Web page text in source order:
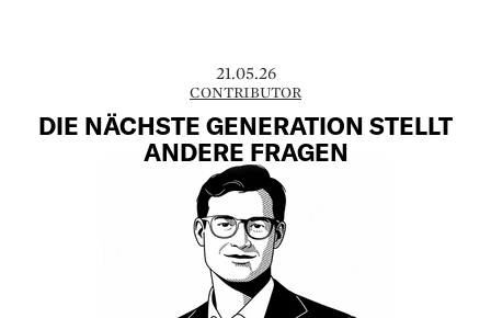
21.05.26
CONTRIBUTOR
DIE NÄCHSTE GENERATION STELLT
ANDERE FRAGEN